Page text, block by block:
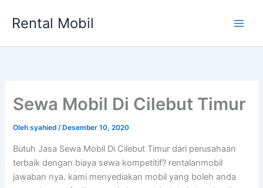
Rental Mobil
Sewa Mobil Di Cilebut Timur
Olehsyahied/ Desember 10, 2020
Butuh Jasa Sewa Mobil Di Cilebut Timur dari perusahaan
terbaik dengan biaya sewa kompetitif? rentalanmobil
jawaban nya. kami menyediakan mobil yang boleh anda